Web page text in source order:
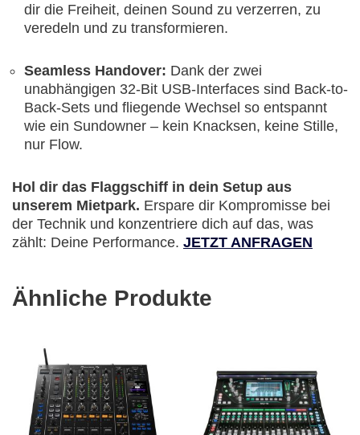
dir die Freiheit, deinen Sound zu verzerren, zu
veredeln und zu transformieren.
Seamless Handover: Dank der zwei
unabhängigen 32-Bit USB-Interfaces sind Back-to-
Back-Sets und fliegende Wechsel so entspannt
wie ein Sundowner – kein Knacksen, keine Stille,
nur Flow.
Hol dir das Flaggschiff in dein Setup aus
unserem Mietpark. Erspare dir Kompromisse bei
der Technik und konzentriere dich auf das, was
zählt: Deine Performance. JETZT ANFRAGEN
Ähnliche Produkte